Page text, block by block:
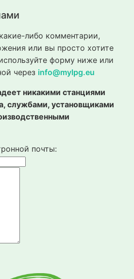
либо комментарии,
или вы просто хотите
форму ниже или
через info@mylpg.eu
никакими станциями
службами, установщиками
почты: